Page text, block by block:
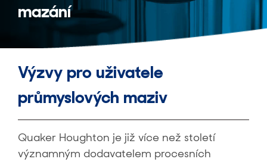
mazání
Výzvy pro uživatele
průmyslových maziv
Quaker Houghton je již více než století
významným dodavatelem procesních